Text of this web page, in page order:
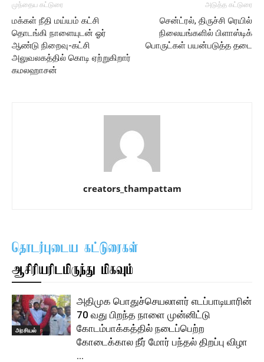
முந்தைய கட்டுரை
மக்கள் நீதி மய்யம் கட்சி
தொடங்கி நாளையுடன் ஓர்
ஆண்டு நிறைவு-கட்சி
அலுவலகத்தில் கொடி ஏற்றுகிறார்
கமலஹாசன்
அடுத்த கட்டுரை
சென்ட்ரல், திருச்சி ரெயில்
நிலையங்களில் பிளாஸ்டிக்
பொருட்கள் பயன்படுத்த தடை
creators_thampattam
தொடர்புடைய கட்டுரைகள்
ஆசிரியரிடமிருந்து மிகவும்
அரசியல்
அதிமுக பொதுச்செயலாளர் எடப்பாடியாரின்
70 வது பிறந்த நாளை முன்னிட்டு
கோடம்பாக்கத்தில் நடைப்பெற்ற
கோடைக்கால நீர் மோர் பந்தல் திறப்பு விழா
…